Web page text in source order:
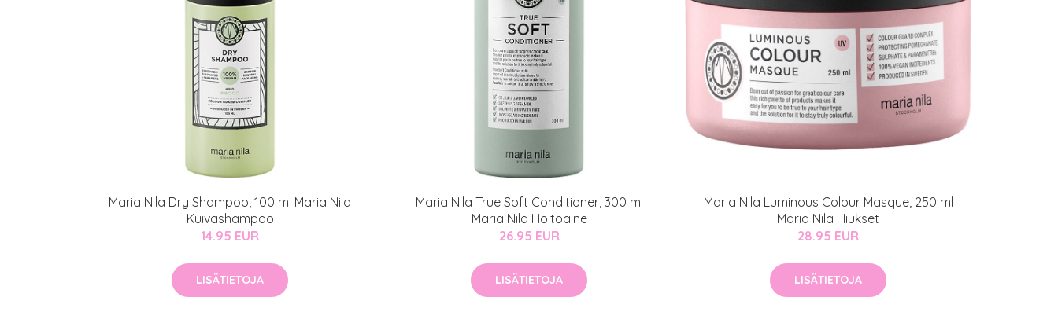
Maria Nila Dry Shampoo, 100 ml Maria Nila
Kuivashampoo
14.95 EUR
LISÄTIETOJA
Maria Nila True Soft Conditioner, 300 ml
Maria Nila Hoitoaine
26.95 EUR
LISÄTIETOJA
Maria Nila Luminous Colour Masque, 250 ml
Maria Nila Hiukset
28.95 EUR
LISÄTIETOJA